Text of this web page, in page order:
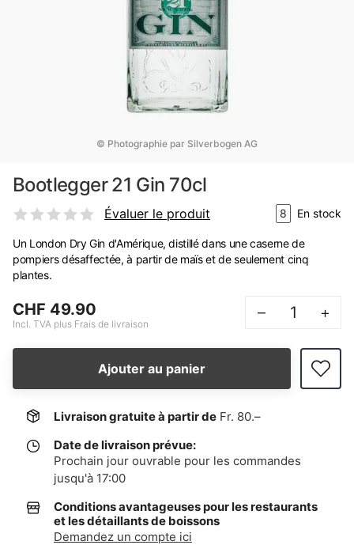
© Photographie par Silverbogen AG
Bootlegger 21 Gin 70cl
Évaluer le produit 8 En stock
Un London Dry Gin d'Amérique, distillé dans une caserne de
pompiers désaffectée, à partir de maïs et de seulement cinq
plantes.
CHF 49.90
Incl. TVA plus Frais de livraison
– +
Ajouter au panier
Livraison gratuite à partir de Fr. 80.–
Date de livraison prévue:
Prochain jour ouvrable pour les commandes
jusqu'à 17:00
Conditions avantageuses pour les restaurants
et les détaillants de boissons
Demandez un compte ici